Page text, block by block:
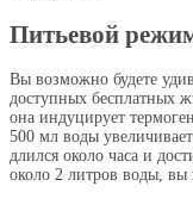
Питьевой
Вы возможно будете
доступных бесплатных
она индуцирует
500 мл воды
длился около часа и
около 2 литров воды, вы